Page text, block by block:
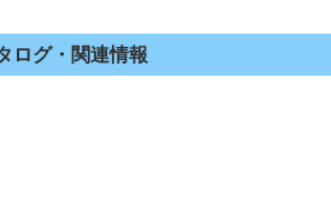
ログ・関連情報